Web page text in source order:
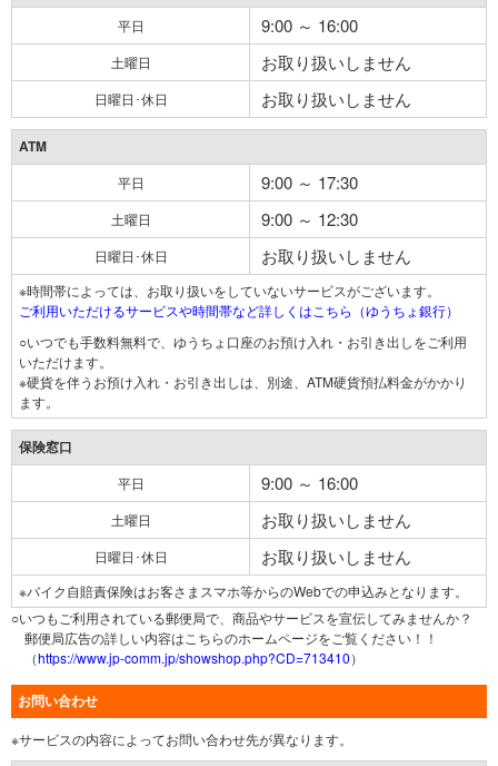
平日 9:00 ～ 16:00
土曜日 お取り扱いしません
日曜日･休日 お取り扱いしません
ATM
平日 9:00 ～ 17:30
土曜日 9:00 ～ 12:30
日曜日･休日 お取り扱いしません
※時間帯によっては、お取り扱いをしていないサービスがございます。
ご利用いただけるサービスや時間帯など詳しくはこちら（ゆうちょ銀行）
○いつでも手数料無料で、ゆうちょ口座のお預け入れ・お引き出しをご利用
いただけます。
※硬貨を伴うお預け入れ・お引き出しは、別途、ATM硬貨預払料金がかかり
ます。
保険窓口
平日 9:00 ～ 16:00
土曜日 お取り扱いしません
日曜日･休日 お取り扱いしません
※バイク自賠責保険はお客さまスマホ等からのWebでの申込みとなります。
○いつもご利用されている郵便局で、商品やサービスを宣伝してみませんか？
郵便局広告の詳しい内容はこちらのホームページをご覧ください！！
（https://www.jp-comm.jp/showshop.php?CD=713410）
お問い合わせ
※サービスの内容によってお問い合わせ先が異なります。